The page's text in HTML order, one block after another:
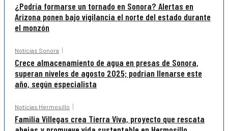
¿Podría formarse un tornado en Sonora? Alertas en
Arizona ponen bajo vigilancia el norte del estado durante
el monzón
Noticias Sonora
Crece almacenamiento de agua en presas de Sonora,
superan niveles de agosto 2025; podrían llenarse este
año, según especialista
Noticias Hermosillo
Familia Villegas crea Tierra Viva, proyecto que rescata